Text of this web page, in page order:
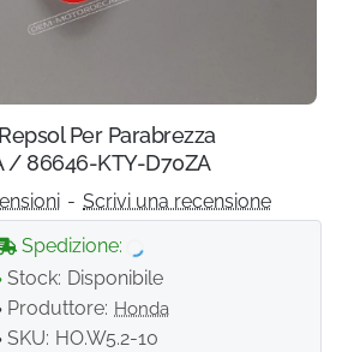
Per Parabrezza
/ 86646-KTY-D70ZA
- Scrivi una recensione
Spedizione:
Stock: Disponibile
Produttore: Honda
SKU: HO.W5.2-10